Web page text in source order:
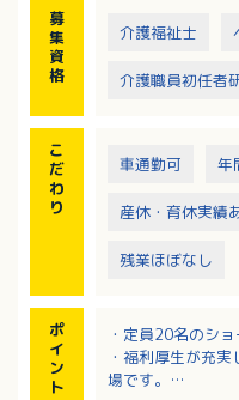
募
集
資
格
介護福祉士
介護職員初任者
こ
だ
わ
り
車通勤可 年
産休・育休実績
残業ほぼなし
ポ
イ
ン
ト
・定員20名のシ
・福利厚生が充
場です。